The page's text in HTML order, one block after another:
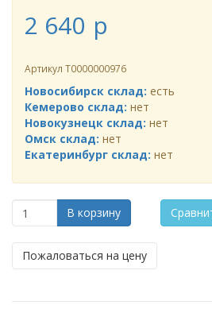
2 640 p
Артикул Т0000000976
Новосибирск склад: есть
Кемерово склад: нет
Новокузнецк склад: нет
Омск склад: нет
Екатеринбург склад: нет
В корзину
Пожаловаться на цену